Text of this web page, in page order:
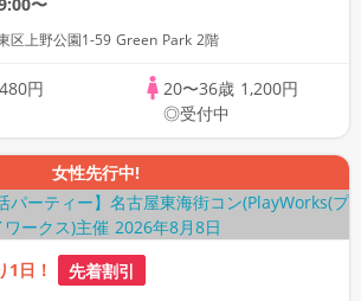
区上野公園1-59 Green Park 2階
円
20〜36歳 1,200円
◎受付中
女性先行中!
1日！ 先着割引